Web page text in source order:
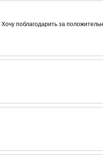
поблагодарить за